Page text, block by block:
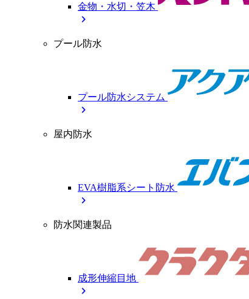
金物・水切・笠木
chevron_right
プール防水
プール防水システム
chevron_right
屋内防水
EVA樹脂系シート防水
chevron_right
防水関連製品
成形伸縮目地
chevron_right